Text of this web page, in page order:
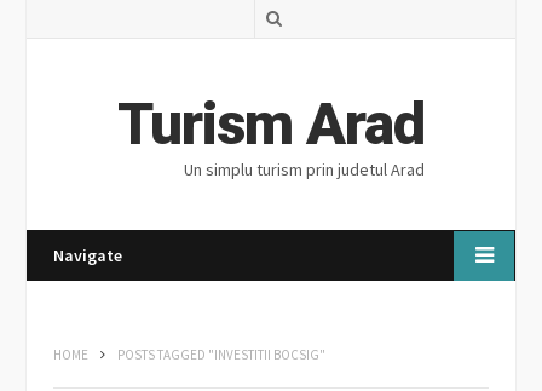
c
Turism Arad
Un simplu turism prin judetul Arad
Navigate
HOME POSTS TAGGED "INVESTITII BOCSIG"